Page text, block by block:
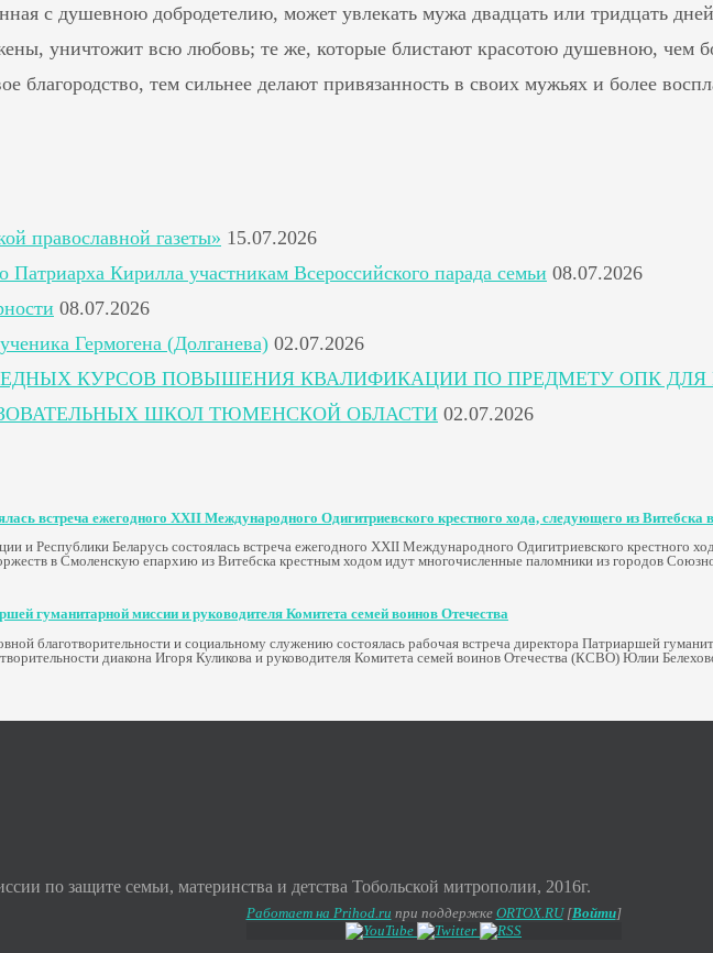
с душевною добродетелию, может увлекать мужа двадцать или тридцать
уничтожит всю любовь; те же, которые блистают красотою душевною, чем
благородство, тем сильнее делают привязанность в своих мужьях и более
православной газеты» 15.07.2026
Патриарха Кирилла участникам Всероссийского парада семьи 08.07.2026
08.07.2026
Гермогена (Долганева) 02.07.2026
КУРСОВ ПОВЫШЕНИЯ КВАЛИФИКАЦИИ ПО ПРЕДМЕТУ ОПК ДЛЯ
ШКОЛ ТЮМЕНСКОЙ ОБЛАСТИ 02.07.2026
встреча ежегодного XXII Международного Одигитриевского крестного хода, следующего из Витебска
и Республики Беларусь состоялась встреча ежегодного XXII Международного Одигитриевского крестного
в Смоленскую епархию из Витебска крестным ходом идут многочисленные паломники из городов
гуманитарной миссии и руководителя Комитета семей воинов Отечества
благотворительности и социальному служению состоялась рабочая встреча директора Патриаршей
диакона Игоря Куликова и руководителя Комитета семей воинов Отечества (КСВО) Юлии
по защите семьи, материнства и детства Тобольской митрополии, 2016г.
Работает на Prihod.ru при поддержке ORTOX.RU[Войти]